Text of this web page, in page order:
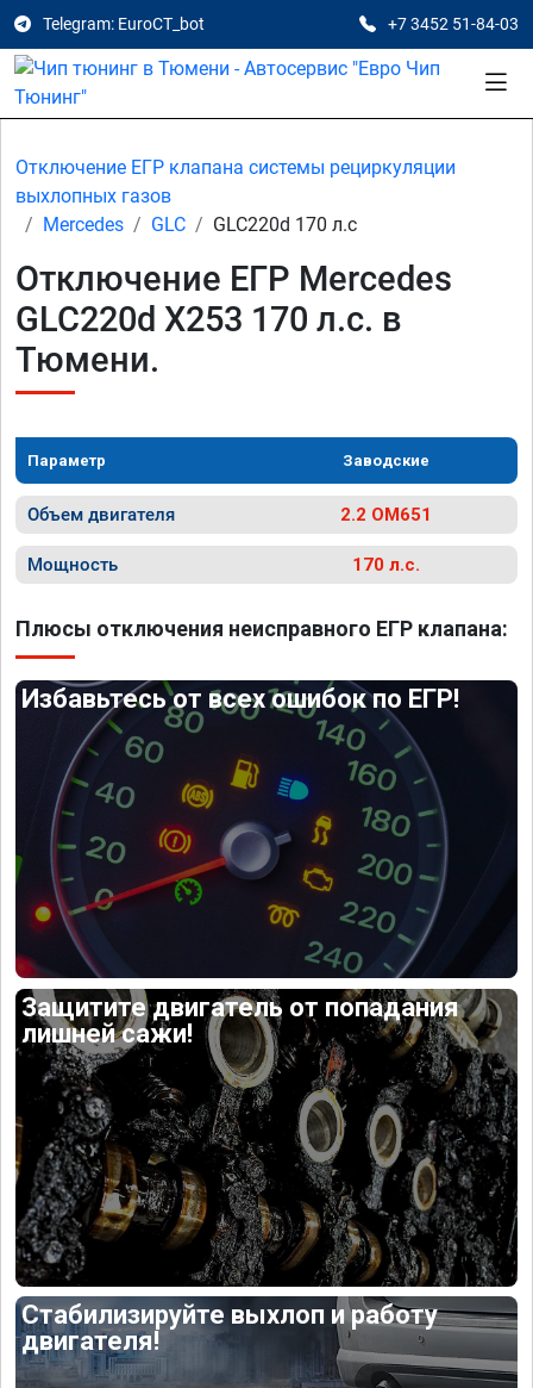
Telegram: EuroCT_bot +7 3452 51-84-03
Отключение ЕГР клапана системы рециркуляции
выхлопных газов
Mercedes
GLC GLC220d 170 л.с
Отключение ЕГР Mercedes
GLC220d X253 170 л.с. в
Тюмени.
Параметр Заводские
Объем двигателя 2.2 OM651
Мощность 170 л.с.
Плюсы отключения неисправного ЕГР клапана:
Избавьтесь от всех ошибок по ЕГР!
Защитите двигатель от попадания
лишней сажи!
Стабилизируйте выхлоп и работу
двигателя!